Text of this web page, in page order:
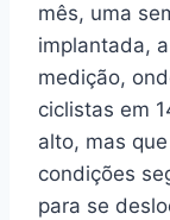
mês, uma
implantada,
medição,
ciclistas em
alto, mas
condições
para se